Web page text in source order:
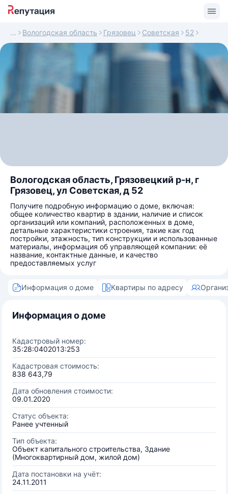
Вологодская область Грязовец Советская 52
Вологодская область, Грязовецкий р-н, г
Грязовец, ул Советская, д 52
Получите подробную информацию о доме, включая:
общее количество квартир в здании, наличие и список
организаций или компаний, расположенных в доме,
детальные характеристики строения, такие как год
постройки, этажность, тип конструкции и использованные
материалы, информация об управляющей компании: её
название, контактные данные, и качество
предоставляемых услуг
Информация о доме Квартиры по адресу
Информация о доме
Кадастровый номер:
35:28:0402013:253
Кадастровая стоимость:
838 643,79
Дата обновления стоимости:
09.01.2020
Статус объекта:
Ранее учтенный
Тип объекта:
Объект капитального строительства, Здание
(Многоквартирный дом, жилой дом)
Дата постановки на учёт:
24.11.2011